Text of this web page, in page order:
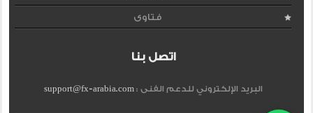
فتاوى
اتصل بنا
البريد الإلكتروني للدعم الفنى :support@fx-arabia.com